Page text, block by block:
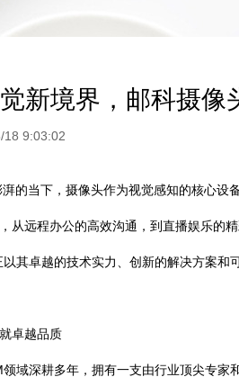
新境界，邮科摄像
9:03:02
当下，摄像头作为视觉感知的核心设备
从远程办公的高效沟通，到直播娱乐的
以其卓越的技术实力、创新的解决方案和
卓越品质
深耕多年，拥有一支由行业顶尖专家